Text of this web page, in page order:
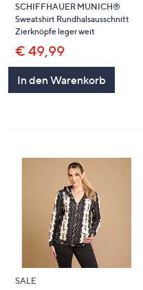
SCHIFFHAUER MUNICH®
Sweatshirt Rundhalsausschnitt
Zierknöpfe leger weit
€ 49,99
In den Warenkorb
SALE